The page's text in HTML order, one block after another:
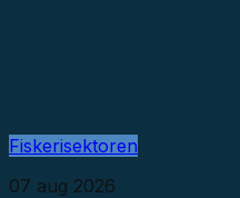
Fiskerisektoren
07 aug 2026